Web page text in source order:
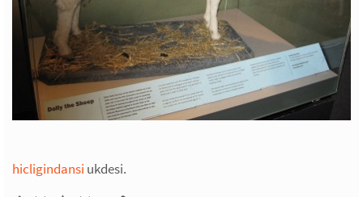
hicligindansi ukdesi.